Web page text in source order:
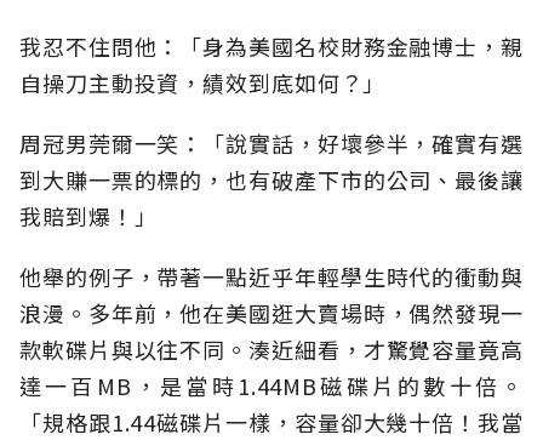
我忍不住問他：「身為美國名校財務金融博士，親
自操刀主動投資，績效到底如何？」
周冠男莞爾一笑：「說實話，好壞參半，確實有選
到大賺一票的標的，也有破產下市的公司、最後讓
我賠到爆！」
他舉的例子，帶著一點近乎年輕學生時代的衝動與
浪漫。多年前，他在美國逛大賣場時，偶然發現一
款軟碟片與以往不同。湊近細看，才驚覺容量竟高
達一百MB，是當時1.44MB磁碟片的數十倍。
「規格跟1.44磁碟片一樣，容量卻大幾十倍！我當